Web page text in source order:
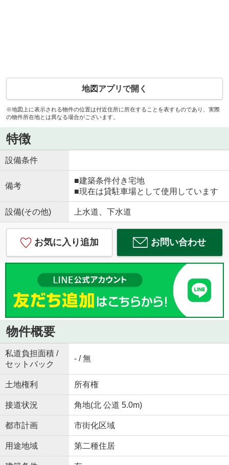
地図アプリで開く
※地図上に表示される物件の位置は付近住所に所在することを表すものであり、実際
の物件所在地とは異なる場合がございます。
特徴
設備条件
備考
■建築条件付き宅地
■現在は貸駐車場として使用しています
設備(その他) 上水道、下水道
お気に入り追加 お問い合わせ
物件概要
私道負担面積 /
セットバック
- / 無
土地権利 所有権
接道状況 角地(北 公道 5.0m)
都市計画 市街化区域
用途地域 第二種住居